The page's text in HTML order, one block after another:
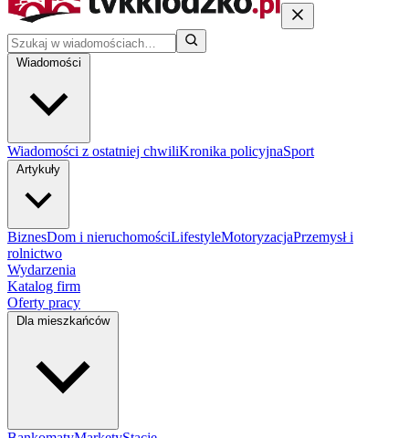
Wiadomości
Wiadomości z ostatniej chwiliKronika policyjnaSport
Artykuły
BiznesDom i nieruchomościLifestyleMotoryzacjaPrzemysł i
rolnictwo
Wydarzenia
Katalog firm
Oferty pracy
Dla mieszkańców